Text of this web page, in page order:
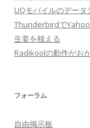
UQモバイルのデータ
Thunderbirdで
生姜を植える
Radikoolの動作がお
フォーラム
自由掲示板